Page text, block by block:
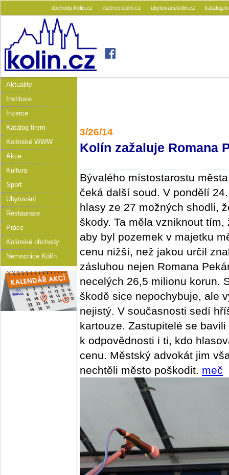
obchody.kolin.cz inzerce.kolin.cz ubytovani.kolin.cz
Aktuality
Instituce
Inzerce
Katalog firem
Kolínské WWW
Akce
Kultura
Sport
Ubytování
Restaurace
Práce
Kolínské obchody
Nemocnice Kolín
3/26/14
Kolín zažaluje Romana
Bývalého místostarostu
čeká další soud. V pondělí
hlasy ze 27 možných shodli,
škody. Ta měla vzniknout
aby byl pozemek v majetku
cenu nižší, než jakou určil
zásluhou nejen Romana
necelých 26,5 milionu korun.
škodě sice nepochybuje, ale
nejistý. V současnosti sedí
kartouze. Zastupitelé se
k odpovědnosti i ti, kdo
cenu. Městský advokát jim
nechtěli město poškodit. meč